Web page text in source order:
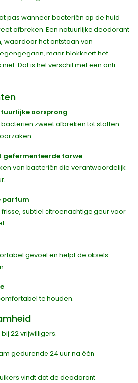
pas wanneer bacteriën op de huid
afbreken. Een natuurlijke deodorant
waardoor het ontstaan van
maar blokkeert het
Dat is het verschil met een anti-
oorsprong
zweet afbreken tot stoffen
gefermenteerde tarwe
van bacteriën die verantwoordelijk
parfum
subtiel citroenachtige geur voor
gevoel en helpt de oksels
te houden.
22 vrijwilligers.
gedurende 24 uur na één
vindt dat de deodorant